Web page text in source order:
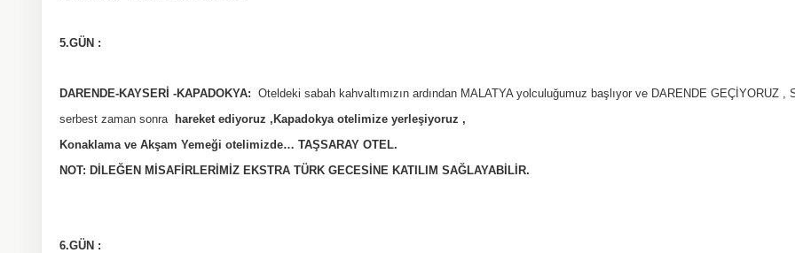
5.GÜN :
DARENDE-KAYSERİ -KAPADOKYA: Oteldeki sabah kahvaltımızın ardından MALATYA yolculuğumuz başlıyor ve DARENDE GEÇİYORUZ
serbest zaman sonra hareket ediyoruz ,Kapadokya otelimize yerleşiyoruz ,
Konaklama ve Akşam Yemeği otelimizde… TAŞSARAY OTEL.
NOT: DİLEĞEN MİSAFİRLERİMİZ EKSTRA TÜRK GECESİNE KATILIM SAĞLAYABİLİR.
6.GÜN :